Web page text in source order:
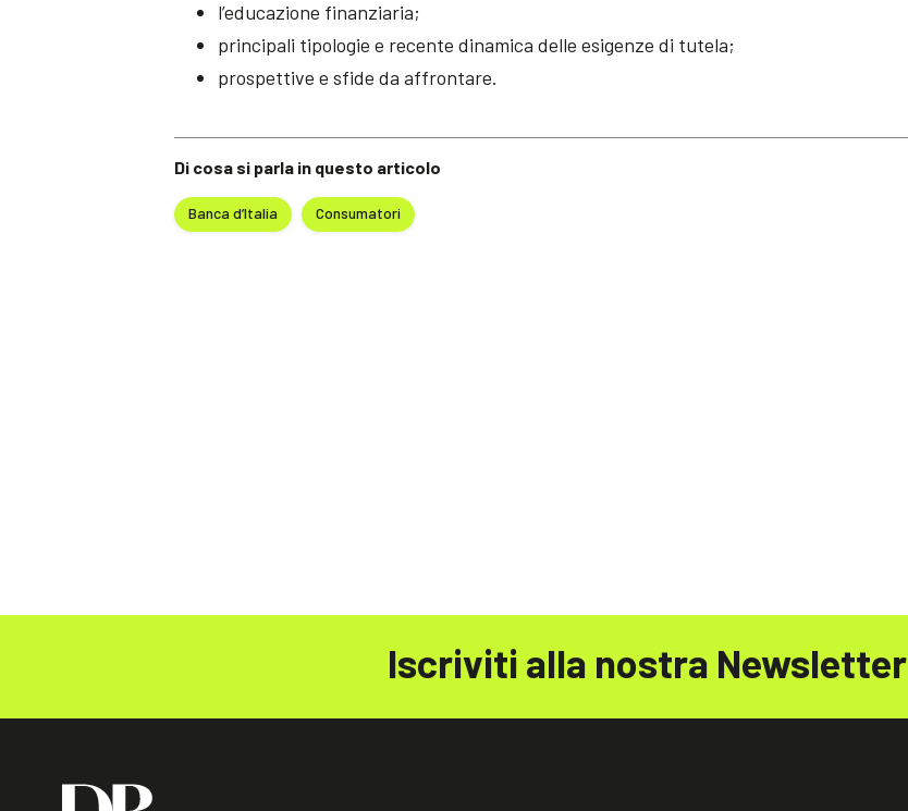
Di cosa si parla in questo articolo
Banca d’Italia Consumatori
l’educazione finanziaria;
principali tipologie e recente dinamica delle esigenze di tutela;
prospettive e sfide da affrontare.
Iscriviti alla nostra Newsletter